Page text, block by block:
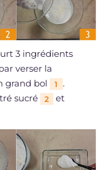
3 ingrédients
verser la
grand bol
1
.
sucré
2
et